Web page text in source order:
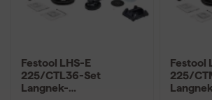
Festool LHS-E
225/CTL36-Set
Langnek-
Festool
225/